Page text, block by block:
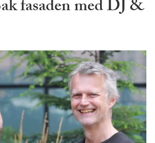
fasaden med DJ &